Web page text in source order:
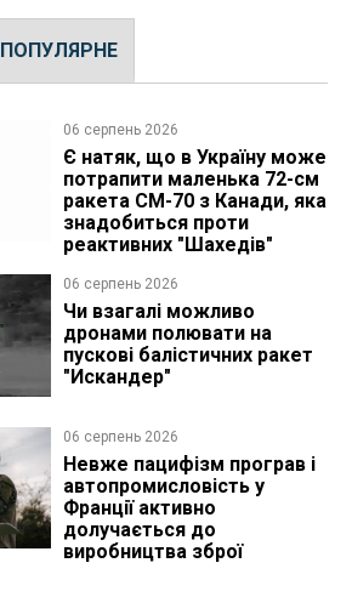
ПОПУЛЯРНЕ
06 серпень 2026
Є натяк, що в Україну може
потрапити маленька 72-см
ракета CM-70 з Канади, яка
знадобиться проти
реактивних "Шахедів"
06 серпень 2026
Чи взагалі можливо
дронами полювати на
пускові балістичних ракет
"Искандер"
06 серпень 2026
Невже пацифізм програв і
автопромисловість у
Франції активно
долучається до
виробництва зброї